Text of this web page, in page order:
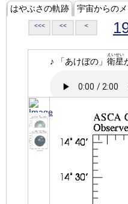
はやぶさの軌跡 宇宙からの
<<< << <
♪ 「あけぼの」 衛星
えいせい